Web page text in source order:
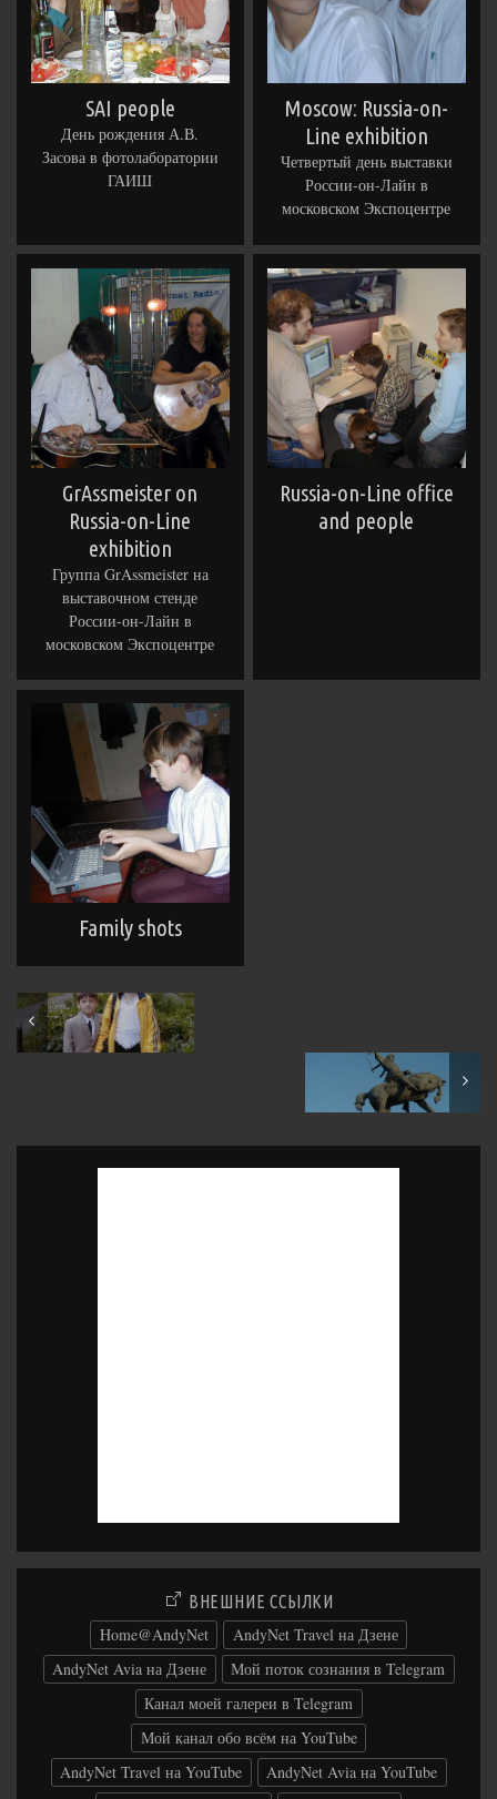
SAI people
День рождения А.В.
Засова в фотолаборатории
ГАИШ
Moscow: Russia-on-
Line exhibition
Четвертый день выставки
России-он-Лайн в
московском Экспоцентре
GrAssmeister on
Russia-on-Line
exhibition
Группа GrAssmeister на
выставочном стенде
России-он-Лайн в
московском Экспоцентре
Russia-on-Line office
and people
Family shots
September 2000
November 2000
ВНЕШНИЕ ССЫЛКИ
Home@AndyNet
AndyNet Travel на Дзене
AndyNet Avia на Дзене
Мой поток сознания в Telegram
Канал моей галереи в Telegram
Мой канал обо всём на YouTube
AndyNet Travel на YouTube
AndyNet Avia на YouTube